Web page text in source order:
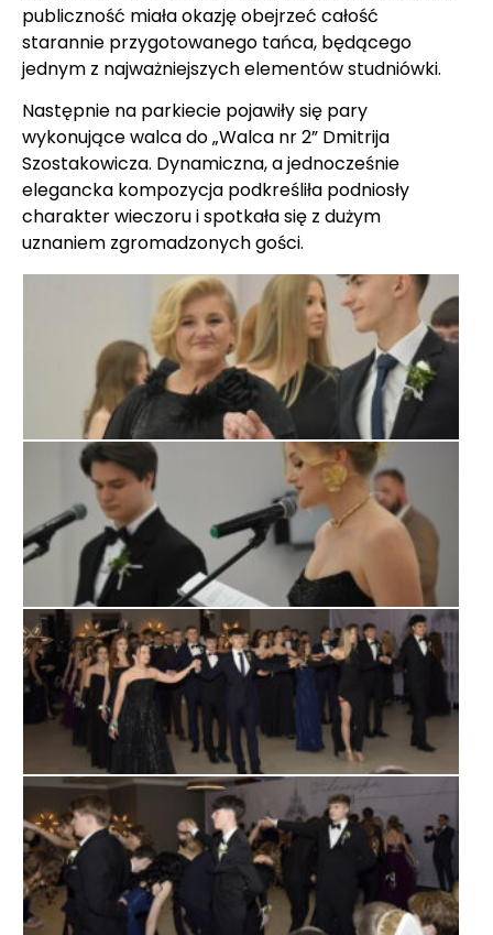
publiczność miała okazję obejrzeć całość
starannie przygotowanego tańca, będącego
jednym z najważniejszych elementów studniówki.
Następnie na parkiecie pojawiły się pary
wykonujące walca do „Walca nr 2” Dmitrija
Szostakowicza. Dynamiczna, a jednocześnie
elegancka kompozycja podkreśliła podniosły
charakter wieczoru i spotkała się z dużym
uznaniem zgromadzonych gości.